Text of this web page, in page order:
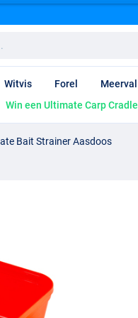
Witvis Forel Meerval
Win een Ultimate Carp Cradle
Bait Strainer Aasdoos